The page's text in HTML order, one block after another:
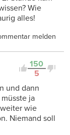
Wie
alles!
melden
150
5
und dann
ja
wie
Niemand soll